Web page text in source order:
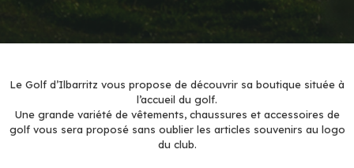
Le Golf d’Ilbarritz vous propose de découvrir sa boutique située à
l’accueil du golf.
Une grande variété de vêtements, chaussures et accessoires de
golf vous sera proposé sans oublier les articles souvenirs au logo
du club.